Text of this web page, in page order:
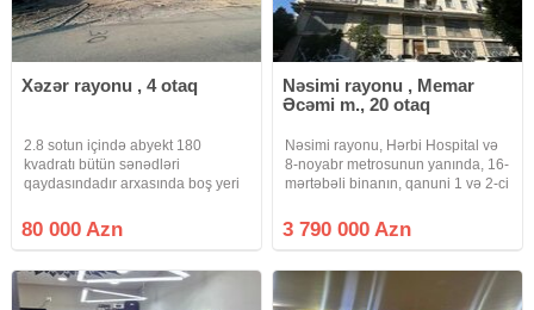
Xəzər rayonu , 4 otaq
2.8 sotun içində abyekt 180
kvadratı bütün sənədləri
qaydasındadır arxasında boş yeri
məlumat üçün zəng edin
80 000 Azn
Nəsimi rayonu , Memar
Əcəmi m., 20 otaq
Nəsimi rayonu, Hərbi Hospital və
8-noyabr metrosunun yanında, 16-
mərtəbəli binanın, qanuni 1 və 2-ci
Satılır. Obyektin qiyməti, 1kv-
3100azn. Şəkil istəyən, Maklerlər
3 790 000 Azn